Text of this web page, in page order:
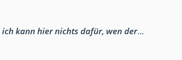
ich kann hier nichts dafür, wen der…